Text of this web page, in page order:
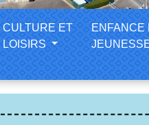
CULTURE ET
LOISIRS
ENFANCE